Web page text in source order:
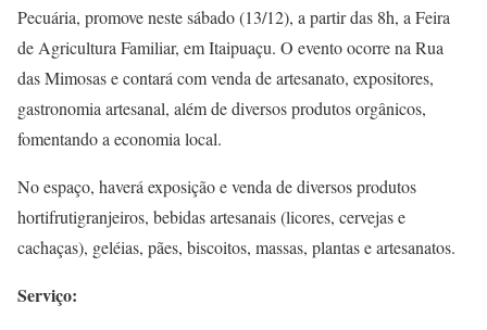
Pecuária, promove neste sábado (13/12), a partir das 8h, a Feira
de Agricultura Familiar, em Itaipuaçu. O evento ocorre na Rua
das Mimosas e contará com venda de artesanato, expositores,
gastronomia artesanal, além de diversos produtos orgânicos,
fomentando a economia local.
No espaço, haverá exposição e venda de diversos produtos
hortifrutigranjeiros, bebidas artesanais (licores, cervejas e
cachaças), geléias, pães, biscoitos, massas, plantas e artesanatos.
Serviço: